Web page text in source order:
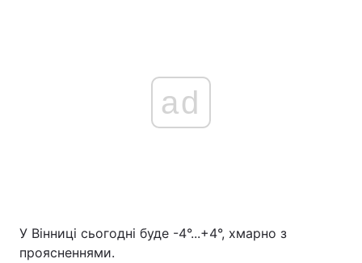
ad
У Вінниці сьогодні буде -4°...+4°, хмарно з
проясненнями.